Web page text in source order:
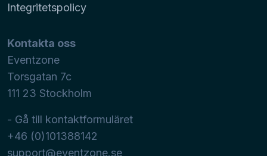
Integritetspolicy
Kontakta oss
Eventzone
Torsgatan 7c
111 23 Stockholm
- Gå till kontaktformuläret
+46 (0)101388142
support@eventzone.se